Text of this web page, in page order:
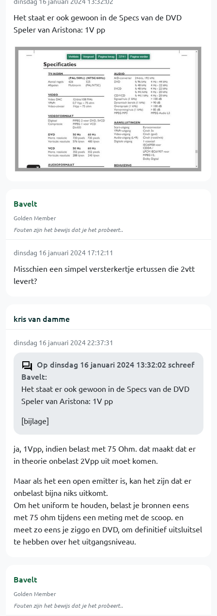
Het staat er ook gewoon in de Specs van de DVD
Speler van Aristona: 1V pp
Bavelt
Golden Member
Fouten zijn het bewijs dat je het probeert..
dinsdag 16 januari 2024 17:12:11
Misschien een simpel versterkertje ertussen die 2vtt
levert?
kris van damme
dinsdag 16 januari 2024 22:37:31
Op dinsdag 16 januari 2024 13:32:02 schreef
Bavelt:
Het staat er ook gewoon in de Specs van de DVD
Speler van Aristona: 1V pp
[bijlage]
ja, 1Vpp, indien belast met 75 Ohm. dat maakt dat er
in theorie onbelast 2Vpp uit moet komen.
Maar als het een open emitter is, kan het zijn dat er
onbelast bijna niks uitkomt.
Om het uniform te houden, belast je bronnen eens
met 75 ohm tijdens een meting met de scoop. en
meet zo eens je ziggo en DVD, om definitief uitsluitsel
te hebben over het uitgangsniveau.
Bavelt
Golden Member
Fouten zijn het bewijs dat je het probeert..